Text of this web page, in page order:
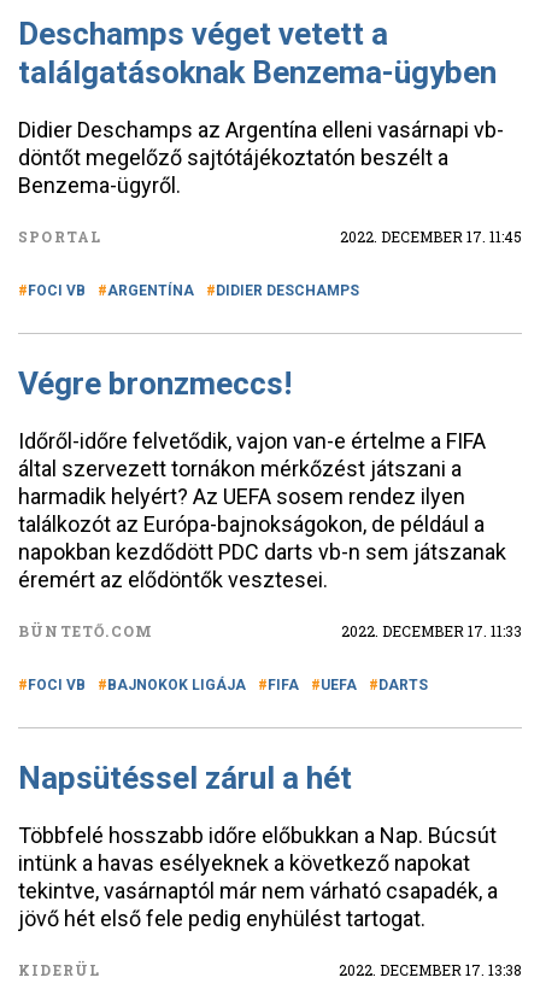
Deschamps véget vetett a
találgatásoknak Benzema-ügyben
Didier Deschamps az Argentína elleni vasárnapi vb-
döntőt megelőző sajtótájékoztatón beszélt a
Benzema-ügyről.
SPORTAL 2022. DECEMBER 17. 11:45
FOCI VB ARGENTÍNA DIDIER DESCHAMPS
Végre bronzmeccs!
Időről-időre felvetődik, vajon van-e értelme a FIFA
által szervezett tornákon mérkőzést játszani a
harmadik helyért? Az UEFA sosem rendez ilyen
találkozót az Európa-bajnokságokon, de például a
napokban kezdődött PDC darts vb-n sem játszanak
éremért az elődöntők vesztesei.
BÜNTETŐ.COM 2022. DECEMBER 17. 11:33
FOCI VB BAJNOKOK LIGÁJA FIFA UEFA DARTS
Napsütéssel zárul a hét
Többfelé hosszabb időre előbukkan a Nap. Búcsút
intünk a havas esélyeknek a következő napokat
tekintve, vasárnaptól már nem várható csapadék, a
jövő hét első fele pedig enyhülést tartogat.
KIDERÜL 2022. DECEMBER 17. 13:38